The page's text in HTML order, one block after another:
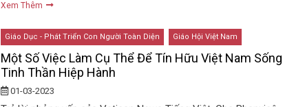
Xem Thêm
Giáo Dục - Phát Triển Con Người Toàn Diện Giáo Hội Việt Nam
Một Số Việc Làm Cụ Thể Để Tín Hữu Việt Nam Sống
Tinh Thần Hiệp Hành
01-03-2023